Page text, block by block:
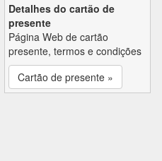
Detalhes do cartão de
presente
Página Web de cartão
presente, termos e condições
Cartão de presente »